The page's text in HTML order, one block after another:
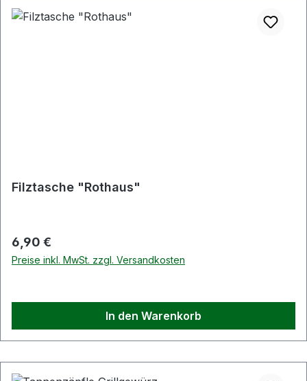
Filztasche "Rothaus"
Regulärer Preis:
6,90 €
Preise inkl. MwSt. zzgl. Versandkosten
In den Warenkorb